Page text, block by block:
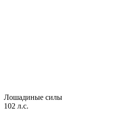
Лошадиные силы
102 л.с.